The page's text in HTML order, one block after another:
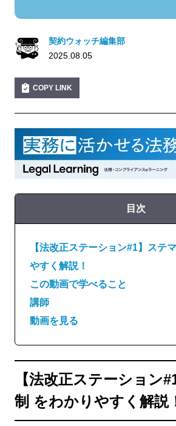
契約ウォッチ編集部
2025.08.05
COPY LINK
目次
【法改正ステーション#1】ステ
やすく解説！
この動画で学べること
講師
動画を見る
【法改正ステーション
制 をわかりやすく解説